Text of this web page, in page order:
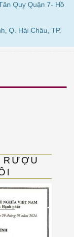
Quy Quận 7- Hồ
Q. Hải Châu, TP.